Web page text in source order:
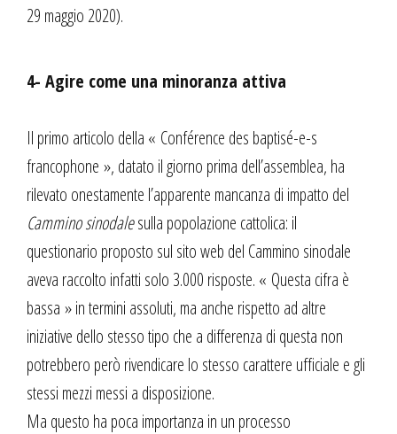
29 maggio 2020).
4- Agire come una minoranza attiva
Il primo articolo della « Conférence des baptisé-e-s
francophone », datato il giorno prima dell’assemblea, ha
rilevato onestamente l’apparente mancanza di impatto del
Cammino sinodalesulla popolazione cattolica: il
questionario proposto sul sito web del Cammino sinodale
aveva raccolto infatti solo 3.000 risposte. « Questa cifra è
bassa » in termini assoluti, ma anche rispetto ad altre
iniziative dello stesso tipo che a differenza di questa non
potrebbero però rivendicare lo stesso carattere ufficiale e gli
stessi mezzi messi a disposizione.
Ma questo ha poca importanza in un processo